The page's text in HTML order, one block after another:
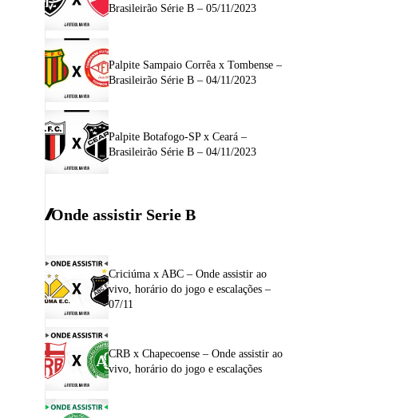
Brasileirão Série B – 05/11/2023
Palpite Sampaio Corrêa x Tombense –
Brasileirão Série B – 04/11/2023
Palpite Botafogo-SP x Ceará –
Brasileirão Série B – 04/11/2023
Onde assistir Serie B
Criciúma x ABC – Onde assistir ao
vivo, horário do jogo e escalações –
07/11
CRB x Chapecoense – Onde assistir ao
vivo, horário do jogo e escalações